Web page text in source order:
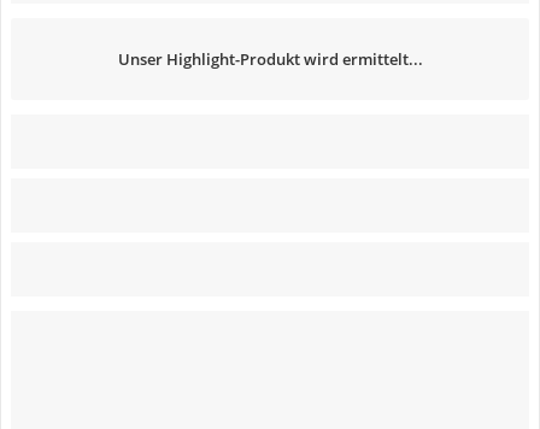
Unser Highlight-Produkt wird ermittelt...